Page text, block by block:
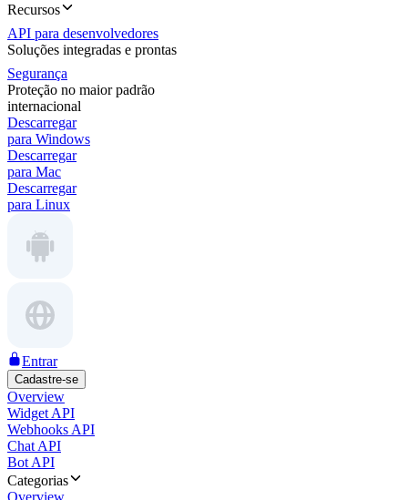
Recursos
API para desenvolvedores
Soluções integradas e prontas
Segurança
Proteção no maior padrão
internacional
Descarregar
para Windows
Descarregar
para Mac
Descarregar
para Linux
Entrar
Cadastre-se
Overview
Widget API
Webhooks API
Chat API
Bot API
Categorias
Overview